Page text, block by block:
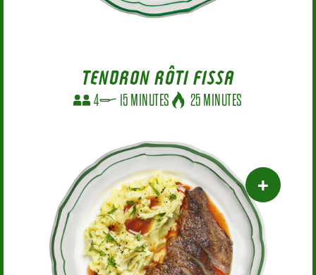
TENDRON RÔTI FISSA
4 15 MINUTES 25 MINUTES